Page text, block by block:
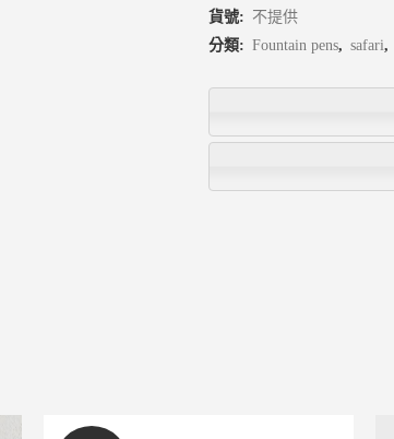
貨號: 不提供
分類: Fountain pens, safari,